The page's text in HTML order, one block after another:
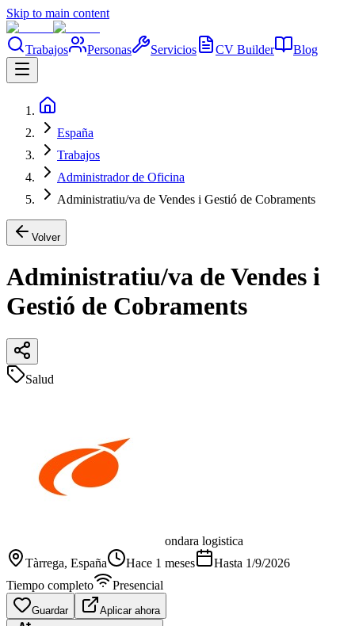
Skip to main content
Trabajos Personas Servicios CV Builder Blog
España
Trabajos
Administrador de Oficina
Administratiu/va de Vendes i Gestió de Cobraments
Volver
Administratiu/va de Vendes i
Gestió de Cobraments
Salud
ondara logistica
Tàrrega, España Hace 1 meses Hasta 1/9/2026
Tiempo completo
Presencial
Guardar Aplicar ahora